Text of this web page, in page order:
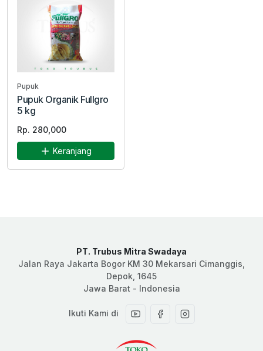
Pupuk
Pupuk Organik Fullgro
5 kg
Rp. 280,000
Keranjang
PT. Trubus Mitra Swadaya
Jalan Raya Jakarta Bogor KM 30 Mekarsari Cimanggis,
Depok, 1645
Jawa Barat - Indonesia
Ikuti Kami di